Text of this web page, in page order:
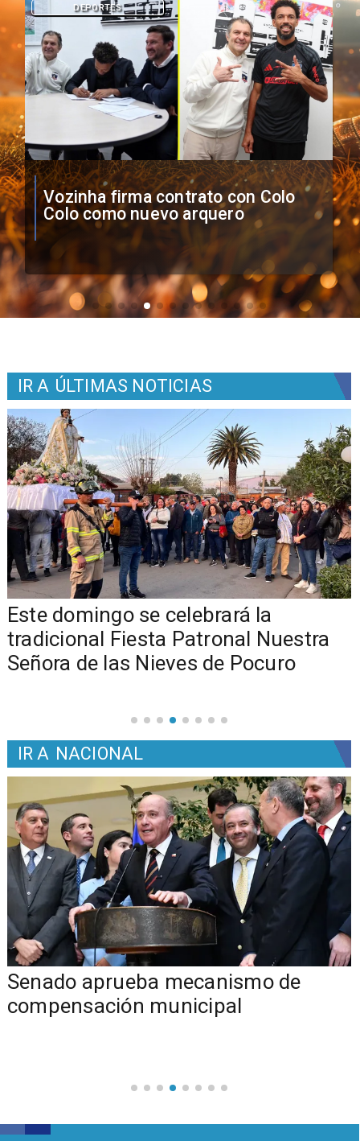
O'Higgins cae por penales ante
Boca Juniors en Copa
Sudamericana
DEPORTES
IR A ÚLTIMAS NOTICIAS
Este domingo se celebrará la
tradicional Fiesta Patronal Nuestra
Señora de las Nieves de Pocuro
IR A NACIONAL
Senado aprueba mecanismo de
compensación municipal